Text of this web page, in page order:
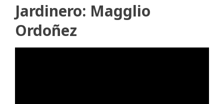
Jardinero: Magglio
Ordoñez